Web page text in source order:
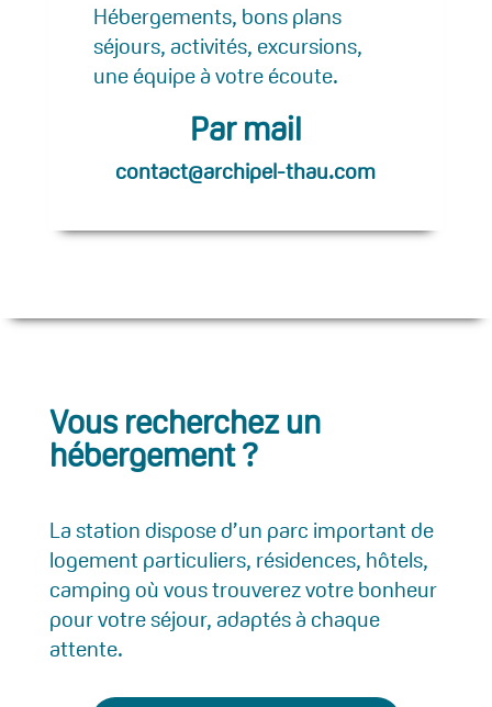
Hébergements, bons plans
séjours, activités, excursions,
une équipe à votre écoute.
Par mail
contact@archipel-thau.com
Vous recherchez un
hébergement ?
La station dispose d’un parc important de
logement particuliers, résidences, hôtels,
camping où vous trouverez votre bonheur
pour votre séjour, adaptés à chaque
attente.